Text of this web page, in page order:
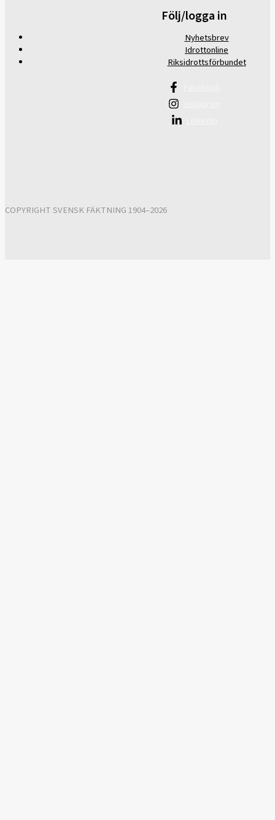
Följ/logga in
Nyhetsbrev
Idrottonline
Riksidrottsförbundet
COPYRIGHT SVENSK FÄKTNING 1904–2026